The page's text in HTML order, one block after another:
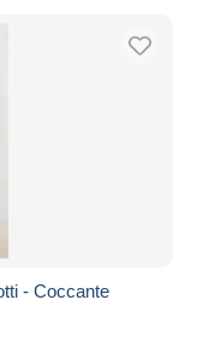
- Coccante